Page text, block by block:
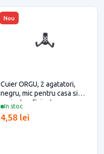
Nou
In stoc
Cuier ORGU, 2 agatatori,
negru, mic pentru casa si
proiecte eficiente
4,58 lei